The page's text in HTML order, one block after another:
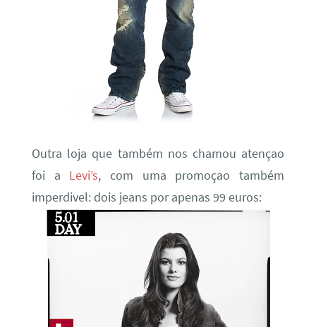
Outra loja que também nos chamou atençao
foi a Levi’s, com uma promoçao também
imperdivel: dois jeans por apenas 99 euros: